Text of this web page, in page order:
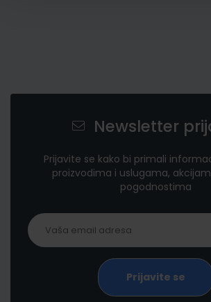
Newsletter
Prijavite se kako bi primali
proizvodima i uslugama,
pogodnostima